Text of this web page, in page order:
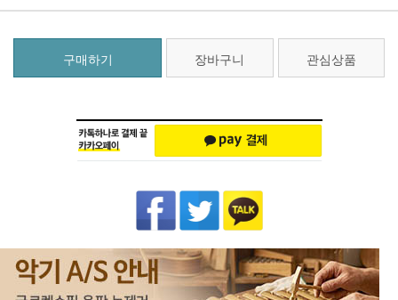
구매하기 장바구니 관심상품